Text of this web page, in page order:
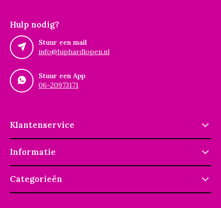
Hulp nodig?
Stuur een mail
info@hiphardlopen.nl
Stuur een App
06-20973171
Klantenservice
Informatie
Categorieën